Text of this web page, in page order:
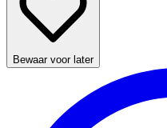
Bewaar voor later